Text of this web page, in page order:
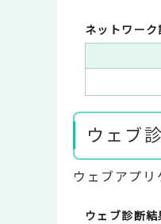
ネットワー
ウェブ
ウェブアプ
ウェブ診断結